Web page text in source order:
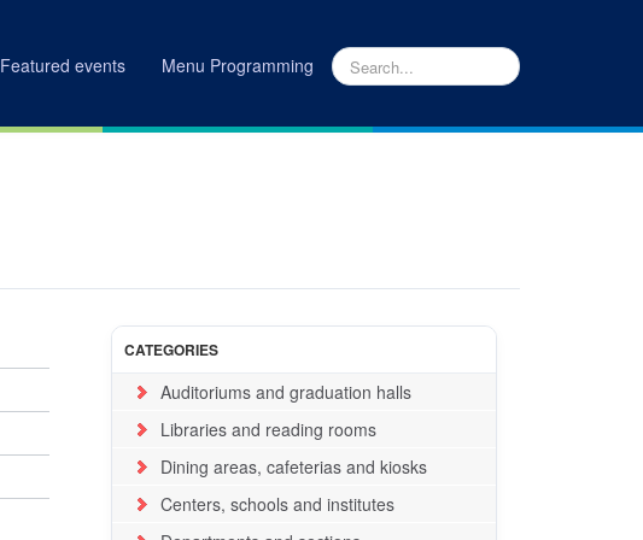
Featured events Menu Programming
INICIO | LUGARES
CATEGORIES
Auditoriums and graduation halls
Libraries and reading rooms
Dining areas, cafeterias and kiosks
Centers, schools and institutes